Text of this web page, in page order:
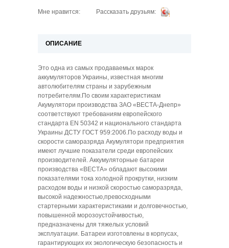
Мне нравится: Рассказать друзьям:
ОПИСАНИЕ
Это одна из самых продаваемых марок
аккумуляторов Украины, известная многим
автолюбителям страны и зарубежным
потребителям.По своим характеристикам
Акумулятори производства ЗАО «ВЕСТА-Днепр»
соответствуют требованиям европейского
стандарта EN 50342 и национального стандарта
Украины ДСТУ ГОСТ 959:2006.По расходу воды и
скорости саморазряда Акумулятори предприятия
имеют лучшие показатели среди европейских
производителей. Аккумуляторные батареи
производства «ВЕСТА» обладают высокими
показателями тока холодной прокрутки, низким
расходом воды и низкой скоростью саморазряда,
высокой надежностью,превосходными
стартерными характеристиками и долговечностью,
повышенной морозоустойчивостью,
предназначены для тяжелых условий
эксплуатации. Батареи изготовлены в корпусах,
гарантирующих их экологическую безопасность и